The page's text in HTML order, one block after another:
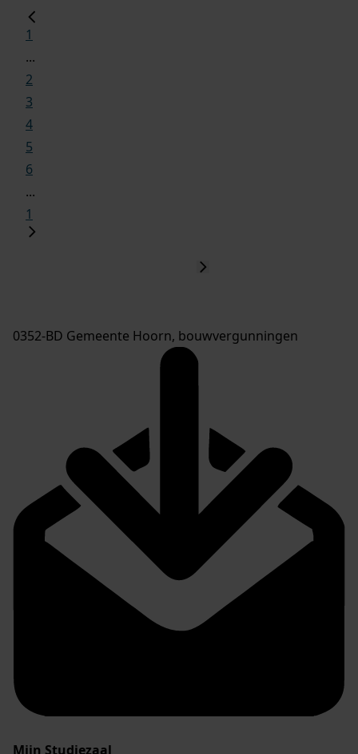
1
...
2
3
4
5
6
...
1
0352-BD Gemeente Hoorn, bouwvergunningen
Mijn Studiezaal